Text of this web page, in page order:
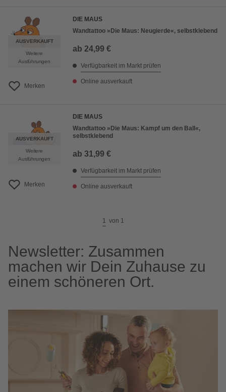
AUSVERKAUFT
Weitere
Ausführungen
Merken
DIE MAUS
Wandtattoo »Die Maus: Neugierde«, selbstklebend
ab 24,99 €
Verfügbarkeit im Markt prüfen
Online ausverkauft
AUSVERKAUFT
Weitere
Ausführungen
Merken
DIE MAUS
Wandtattoo »Die Maus: Kampf um den Ball«,
selbstklebend
ab 31,99 €
Verfügbarkeit im Markt prüfen
Online ausverkauft
1 von 1
Newsletter: Zusammen
machen wir Dein Zuhause zu
einem schöneren Ort.